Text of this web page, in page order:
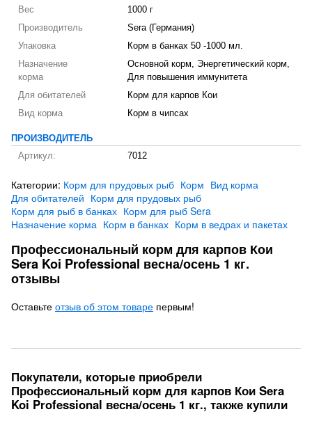
Вес
1000 г
Производитель
Sera (Германия)
Упаковка
Корм в банках 50 -1000 мл.
Назначение
корма
Основной корм, Энергетический корм,
Для повышения иммунитета
Для обитателей
Корм для карпов Кои
Вид корма
Корм в чипсах
ПРОИЗВОДИТЕЛЬ
Артикул:
7012
Категории: Корм для прудовых рыб Корм Вид корма
Для обитателей Корм для прудовых рыб
Корм для рыб в банках Корм для рыб Sera
Назначение корма Корм в банках Корм в ведрах и пакетах
Профессиональный корм для карпов Кои
Sera Koi Professional весна/осень 1 кг.
отзывы
Оставьте отзыв об этом товаре первым!
Покупатели, которые приобрели
Профессиональный корм для карпов Кои Sera
Koi Professional весна/осень 1 кг., также купили